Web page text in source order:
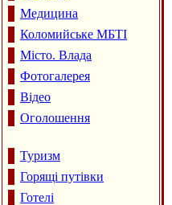
Медицина
Коломийське МБТІ
Місто. Влада
Фотогалерея
Відео
Оголошення
Туризм
Горящі путівки
Готелі